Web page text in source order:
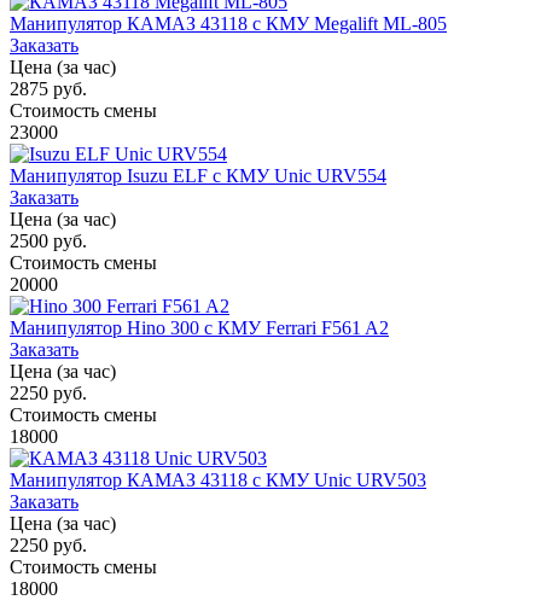
Манипулятор КАМАЗ 43118 с КМУ Megalift ML-805
Заказать
Цена (за час)
2875 руб.
Стоимость смены
23000
Манипулятор Isuzu ELF с КМУ Unic URV554
Заказать
Цена (за час)
2500 руб.
Стоимость смены
20000
Манипулятор Hino 300 с КМУ Ferrari F561 A2
Заказать
Цена (за час)
2250 руб.
Стоимость смены
18000
Манипулятор КАМАЗ 43118 с КМУ Unic URV503
Заказать
Цена (за час)
2250 руб.
Стоимость смены
18000